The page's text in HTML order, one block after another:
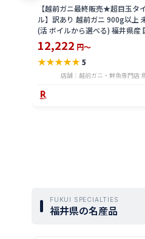
【越前ガニ最終販売★超目玉タ
ル】訳あり 越前ガニ 900g以上
(活 ボイルから選べる) 福井県産
地直送 脚折れ 訳ありカニ 越前が
イガニ 越前 かに 送料無料 etz-
12,222 円～
★★★★★5
店舗：越前ガニ・鮮魚専門店
FUKUI SPECIALTIES
福井県の名産品